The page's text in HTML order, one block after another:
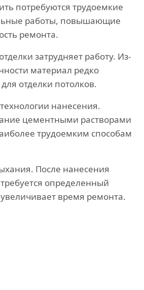
потребуются трудоемкие
работы, повышающие
ремонта.
затрудняет работу. Из-
материал редко
отделки потолков.
нанесения.
цементными растворами
трудоемким способам
После нанесения
определенный
время ремонта.